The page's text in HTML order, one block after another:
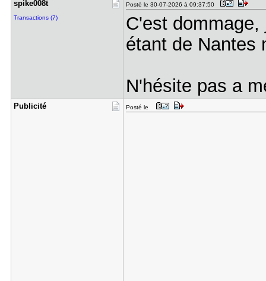
spike008t
Transactions (7)
Posté le 30-07-2026 à 09:37:50
C'est
étant de Nantes
N'hésite pas a
Publicité Posté le